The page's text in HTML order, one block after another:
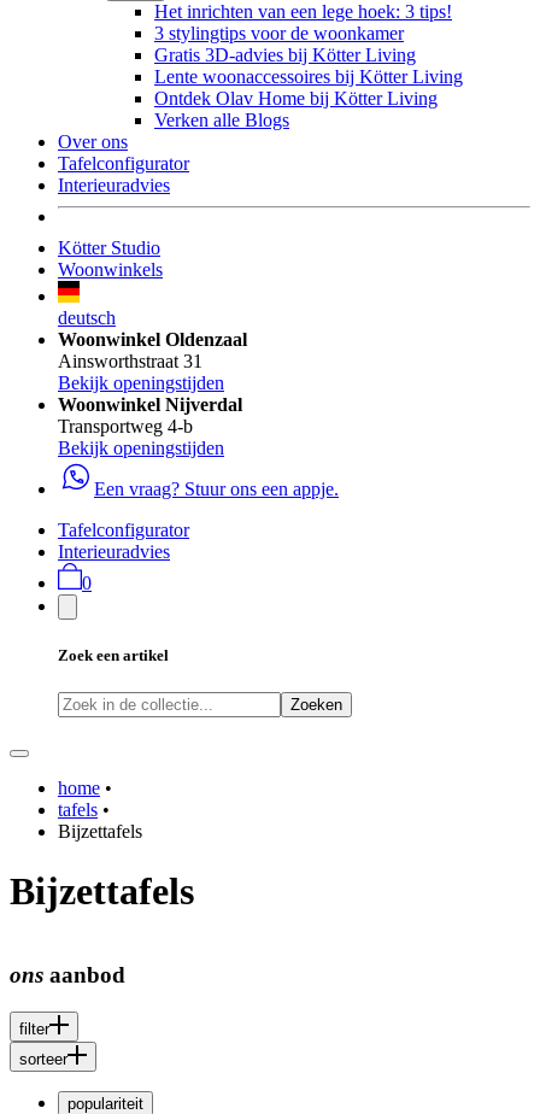
Het inrichten van een lege hoek: 3 tips!
3 stylingtips voor de woonkamer
Gratis 3D-advies bij Kötter Living
Lente woonaccessoires bij Kötter Living
Ontdek Olav Home bij Kötter Living
Verken alle Blogs
Over ons
Tafelconfigurator
Interieuradvies
Kötter Studio
Woonwinkels
deutsch
Woonwinkel Oldenzaal
Ainsworthstraat 31
Bekijk openingstijden
Woonwinkel Nijverdal
Transportweg 4-b
Bekijk openingstijden
Een vraag? Stuur ons een appje.
Tafelconfigurator
Interieuradvies
0
Zoek een artikel
Zoeken
home •
tafels •
Bijzettafels
Bijzettafels
ons aanbod
filter
sorteer
populariteit